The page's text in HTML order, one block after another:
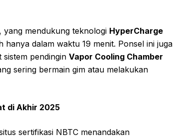
, yang mendukung teknologi HyperCharge
dalam waktu 19 menit. Ponsel ini juga
pendingin Vapor Cooling Chamber
sering bermain gim atau melakukan
di Akhir 2025
sertifikasi NBTC menandakan